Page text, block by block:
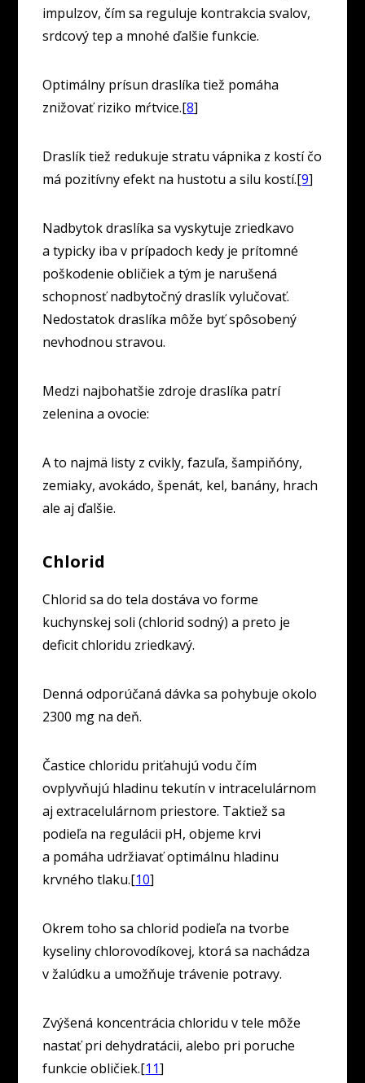
impulzov, čím sa reguluje kontrakcia svalov,
srdcový tep a mnohé ďalšie funkcie.
Optimálny prísun draslíka tiež pomáha
znižovať riziko mŕtvice.[8]
Draslík tiež redukuje stratu vápnika z kostí čo
má pozitívny efekt na hustotu a silu kostí.[9]
Nadbytok draslíka sa vyskytuje zriedkavo
a typicky iba v prípadoch kedy je prítomné
poškodenie obličiek a tým je narušená
schopnosť nadbytočný draslík vylučovať.
Nedostatok draslíka môže byť spôsobený
nevhodnou stravou.
Medzi najbohatšie zdroje draslíka patrí
zelenina a ovocie:
A to najmä listy z cvikly, fazuľa, šampiňóny,
zemiaky, avokádo, špenát, kel, banány, hrach
ale aj ďalšie.
Chlorid
Chlorid sa do tela dostáva vo forme
kuchynskej soli (chlorid sodný) a preto je
deficit chloridu zriedkavý.
Denná odporúčaná dávka sa pohybuje okolo
2300 mg na deň.
Častice chloridu priťahujú vodu čím
ovplyvňujú hladinu tekutín v intracelulárnom
aj extracelulárnom priestore. Taktiež sa
podieľa na regulácii pH, objeme krvi
a pomáha udržiavať optimálnu hladinu
krvného tlaku.[10]
Okrem toho sa chlorid podieľa na tvorbe
kyseliny chlorovodíkovej, ktorá sa nachádza
v žalúdku a umožňuje trávenie potravy.
Zvýšená koncentrácia chloridu v tele môže
nastať pri dehydratácii, alebo pri poruche
funkcie obličiek.[11]